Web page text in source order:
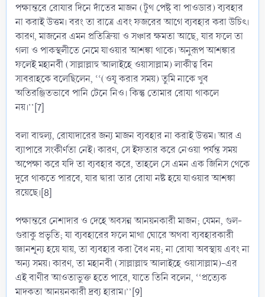
পক্ষান্তরে রোযার দিনে দাঁতের মাজন (টুথ পেষ্ট্ বা পাওডার) ব্যবহার
না করাই উত্তম। বরং তা রাত্রে এবং ফজরের আগে ব্যবহার করা উচিৎ।
কারণ, মাজনের এমন প্রতিক্রিয়া ও সঞ্চার ক্ষমতা আছে, যার ফলে তা
গলা ও পাকস্থলীতে নেমে যাওয়ার আশঙ্কা থাকে। অনুরূপ আশঙ্কার
ফলেই মহানবী (সাল্লাল্লাহু আলাইহে ওয়াসাল্লাম) লাকীত্ব বিন
সাবরাহকে বলেছিলেন, ‘‘(ওযূ করার সময়) তুমি নাকে খুব
অতিরঞ্জিতভাবে পানি টেনে নিও। কিন্তু তোমার রোযা থাকলে
নয়।’’[7]
বলা বাহুল্য, রোযাদারের জন্য মাজন ব্যবহার না করাই উত্তম। আর এ
ব্যাপারে সংকীর্ণতা নেই। কারণ, সে ইফতার করে নেওয়া পর্যন্ত সময়
অপেক্ষা করে যদি তা ব্যবহার করে, তাহলে সে এমন এক জিনিস থেকে
দূরে থাকতে পারবে, যার দ্বারা তার রোযা নষ্ট হয়ে যাওয়ার আশঙ্কা
রয়েছে।[8]
পক্ষান্তরে নেশাদার ও দেহে অবসন্ন আনয়নকারী মাজন; যেমন, গুল-
গুরাকু প্রভৃতি; যা ব্যবহারের ফলে মাথা ঘোরে অথবা ব্যবহারকারী
জ্ঞানশূন্য হয়ে যায়, তা ব্যবহার করা বৈধ নয়; না রোযা অবস্থায় এবং না
অন্য সময়। কারণ, তা মহানবী (সাল্লাল্লাহু আলাইহে ওয়াসাল্লাম)-এর
এই বাণীর আওতাভুক্ত হতে পারে, যাতে তিনি বলেন, ‘‘প্রত্যেক
মাদকতা আনয়নকারী দ্রব্য হারাম।’’[9]